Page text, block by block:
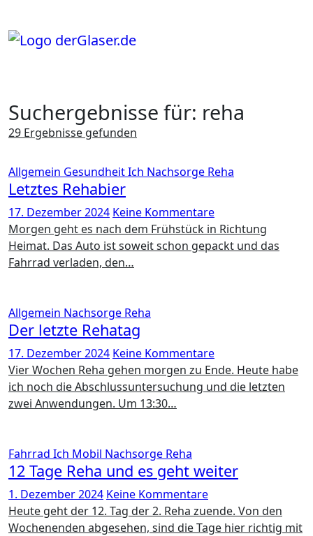
springen
Suchergebnisse für: reha
29 Ergebnisse gefunden
Allgemein GesundheitIch Nachsorge Reha
Letztes Rehabier
17. Dezember 2024 Keine Kommentare
Morgen geht es nach dem Frühstück in Richtung
Heimat. Das Auto ist soweit schon gepackt und das
Fahrrad verladen, den…
Allgemein Nachsorge Reha
Der letzte Rehatag
17. Dezember 2024 Keine Kommentare
Vier Wochen Reha gehen morgen zu Ende. Heute habe
ich noch die Abschlussuntersuchung und die letzten
zwei Anwendungen. Um 13:30…
Fahrrad Ich Mobil Nachsorge Reha
12 Tage Reha und es geht weiter
1. Dezember 2024 Keine Kommentare
Heute geht der 12. Tag der 2. Reha zuende. Von den
Wochenenden abgesehen, sind die Tage hier richtig mit